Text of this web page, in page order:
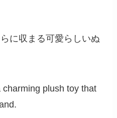
に収まる可愛らしいぬ
plush toy that